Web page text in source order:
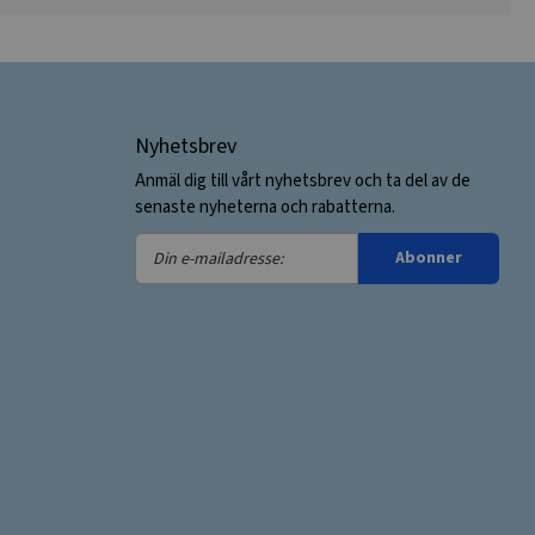
Nyhetsbrev
Anmäl dig till vårt nyhetsbrev och ta del av de
senaste nyheterna och rabatterna.
Din
e-
Abonner